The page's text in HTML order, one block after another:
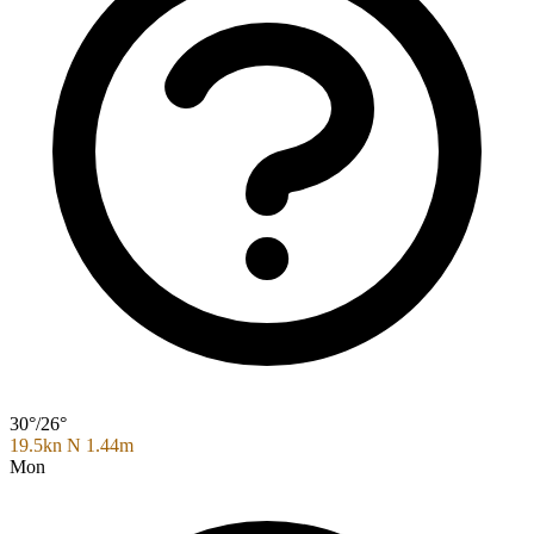
30°/26°
19.5kn N 1.44m
Mon